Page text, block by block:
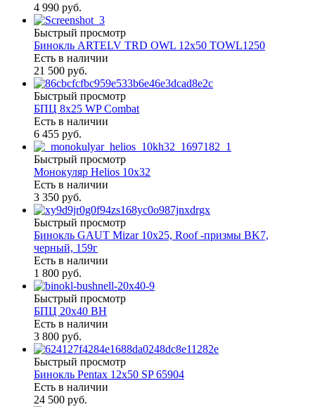
4 990 руб.
Быстрый просмотр
Бинокль ARTELV TRD OWL 12x50 TOWL1250
Есть в наличии
21 500 руб.
Быстрый просмотр
БПЦ 8x25 WP Combat
Есть в наличии
6 455 руб.
Быстрый просмотр
Монокуляр Helios 10х32
Есть в наличии
3 350 руб.
Быстрый просмотр
Бинокль GAUT Mizar 10x25, Roof -призмы ВK7,
черный, 159г
Есть в наличии
1 800 руб.
Быстрый просмотр
БПЦ 20х40 BH
Есть в наличии
3 800 руб.
Быстрый просмотр
Бинокль Pentax 12х50 SP 65904
Есть в наличии
24 500 руб.